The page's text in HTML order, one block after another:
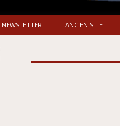
NEWSLETTER ANCIEN SITE